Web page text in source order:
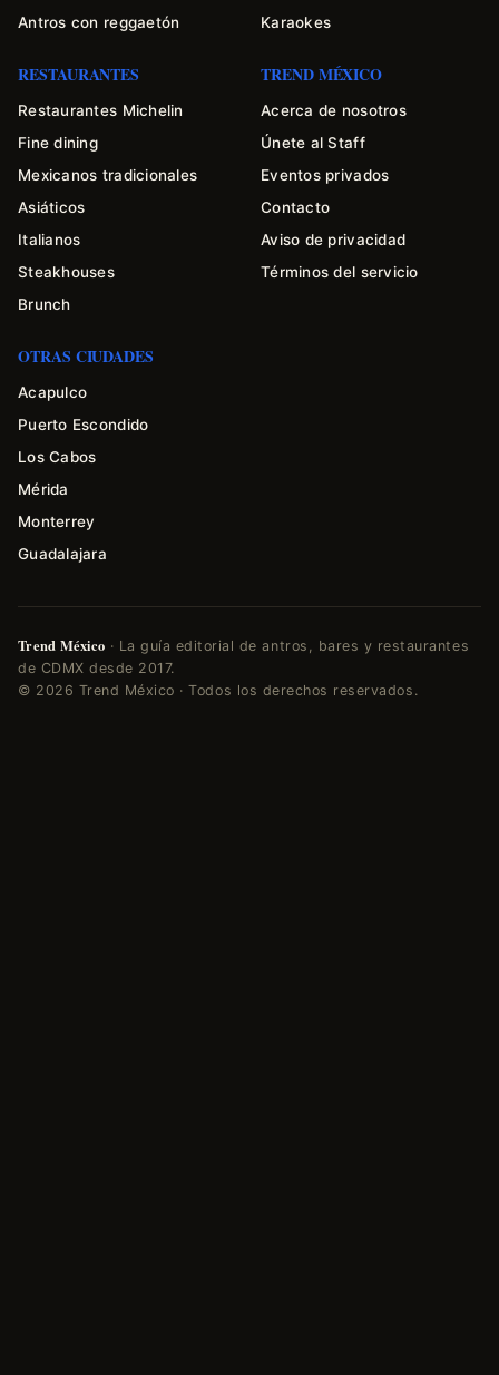
Antros con reggaetón
Karaokes
RESTAURANTES
Restaurantes Michelin
Fine dining
Mexicanos tradicionales
Asiáticos
Italianos
Steakhouses
Brunch
TREND MÉXICO
Acerca de nosotros
Únete al Staff
Eventos privados
Contacto
Aviso de privacidad
Términos del servicio
OTRAS CIUDADES
Acapulco
Puerto Escondido
Los Cabos
Mérida
Monterrey
Guadalajara
Trend México · La guía editorial de antros, bares y restaurantes
de CDMX desde 2017.
© 2026 Trend México · Todos los derechos reservados.